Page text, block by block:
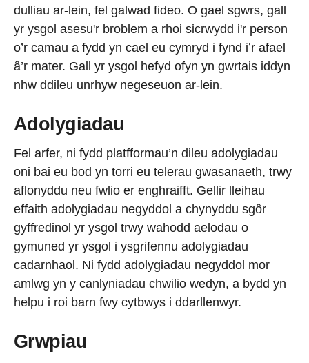
dulliau ar-lein, fel galwad fideo. O gael sgwrs, gall
yr ysgol asesu'r broblem a rhoi sicrwydd i'r person
o’r camau a fydd yn cael eu cymryd i fynd i’r afael
â’r mater. Gall yr ysgol hefyd ofyn yn gwrtais iddyn
nhw ddileu unrhyw negeseuon ar-lein.
Adolygiadau
Fel arfer, ni fydd platfformau’n dileu adolygiadau
oni bai eu bod yn torri eu telerau gwasanaeth, trwy
aflonyddu neu fwlio er enghraifft. Gellir lleihau
effaith adolygiadau negyddol a chynyddu sgôr
gyffredinol yr ysgol trwy wahodd aelodau o
gymuned yr ysgol i ysgrifennu adolygiadau
cadarnhaol. Ni fydd adolygiadau negyddol mor
amlwg yn y canlyniadau chwilio wedyn, a bydd yn
helpu i roi barn fwy cytbwys i ddarllenwyr.
Grwpiau